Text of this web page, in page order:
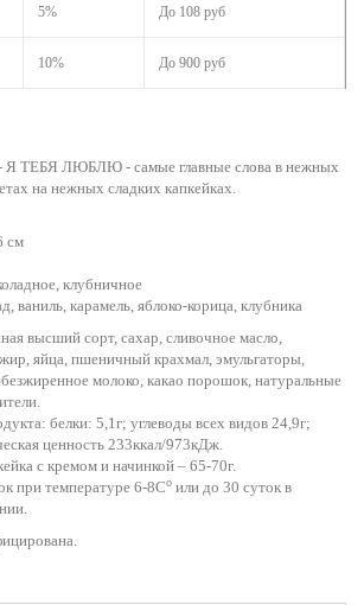
5% До 108 руб
10% До 900 руб
ТЕБЯ ЛЮБЛЮ - самые главные слова в нежных
на нежных сладких капкейках.
см
клубничное
ваниль, карамель, яблоко-корица, клубника
высший сорт, сахар, сливочное масло,
яйца, пшеничный крахмал, эмульгаторы,
молоко, какао порошок, натуральные
белки: 5,1г; углеводы всех видов 24,9г;
ценность 233ккал/973кДж.
с кремом и начинкой – 65-70г.
при температуре 6-8Сo или до 30 суток в